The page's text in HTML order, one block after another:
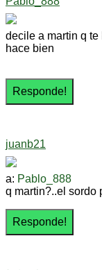
decile a martin q
hace bien
juanb21
a: Pablo_888
q martin?..el sordo